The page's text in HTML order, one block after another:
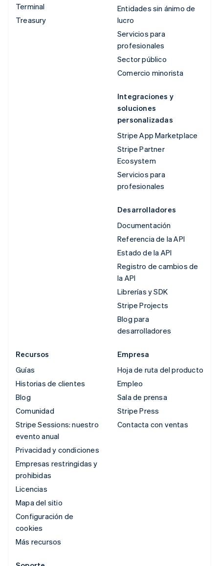
Terminal
Treasury
Entidades sin ánimo de
lucro
Servicios para
profesionales
Sector público
Comercio minorista
Integraciones y
soluciones
personalizadas
Stripe App Marketplace
Stripe Partner
Ecosystem
Servicios para
profesionales
Desarrolladores
Documentación
Referencia de la API
Estado de la API
Registro de cambios de
la API
Librerías y SDK
Stripe Projects
Blog para
desarrolladores
Recursos
Guías
Historias de clientes
Blog
Comunidad
Stripe Sessions: nuestro
evento anual
Privacidad y condiciones
Empresas restringidas y
prohibidas
Licencias
Mapa del sitio
Configuración de
cookies
Más recursos
Empresa
Hoja de ruta del producto
Empleo
Sala de prensa
Stripe Press
Contacta con ventas